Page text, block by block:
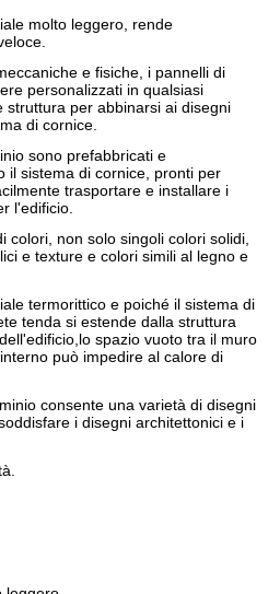
molto leggero, rende
e fisiche, i pannelli di
personalizzati in qualsiasi
struttura per abbinarsi ai disegni
di cornice.
sono prefabbricati e
il sistema di cornice, pronti per
trasportare e installare i
l'edificio.
colori, non solo singoli colori solidi,
e texture e colori simili al legno e
termorittico e poiché il sistema di
tenda si estende dalla struttura
spazio vuoto tra il muro
può impedire al calore di
consente una varietà di disegni
i disegni architettonici e i